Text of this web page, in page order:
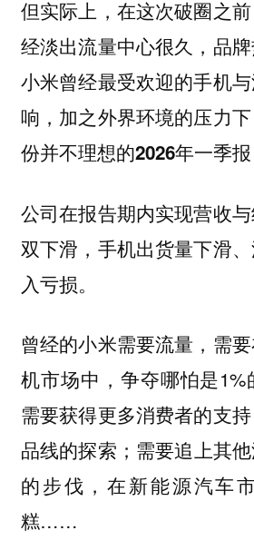
但实际上，在这次破圈之
经淡出流量中心很久，品
小米曾经最受欢迎的手机
响，加之外界环境的压力
份并不理想的2026年一季报
公司在报告期内实现营收
双下滑，手机出货量下滑
入亏损。
曾经的小米需要流量，需
机市场中，争夺哪怕是1%
需要获得更多消费者的支
品线的探索；需要追上其
的步伐，在新能源汽车
糕……